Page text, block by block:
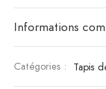
Informations
Catégories : Tapis